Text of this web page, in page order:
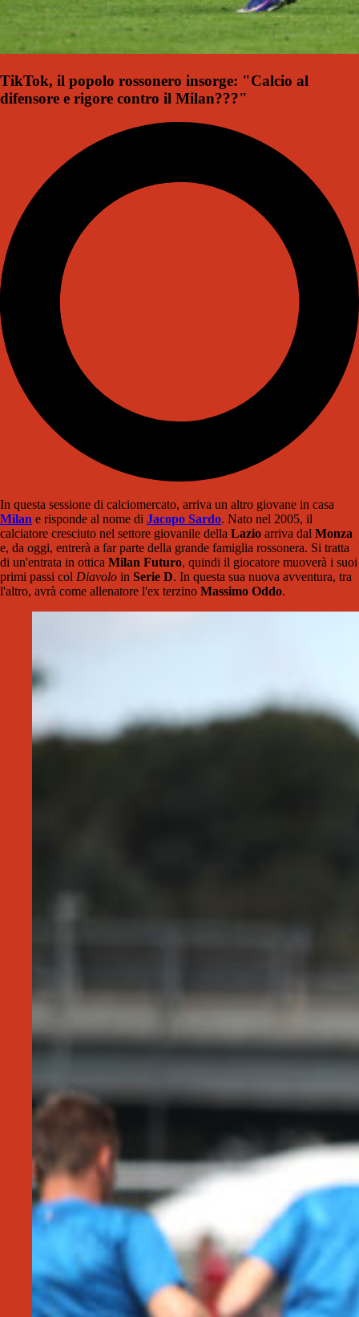
TikTok, il popolo rossonero insorge: "Calcio al
difensore e rigore contro il Milan???"
In questa sessione di calciomercato, arriva un altro giovane in casa
Milan e risponde al nome di Jacopo Sardo. Nato nel 2005, il
calciatore cresciuto nel settore giovanile della Lazio arriva dal Monza
e, da oggi, entrerà a far parte della grande famiglia rossonera. Si tratta
di un'entrata in ottica Milan Futuro, quindi il giocatore muoverà i suoi
primi passi col Diavolo in Serie D. In questa sua nuova avventura, tra
l'altro, avrà come allenatore l'ex terzino Massimo Oddo.